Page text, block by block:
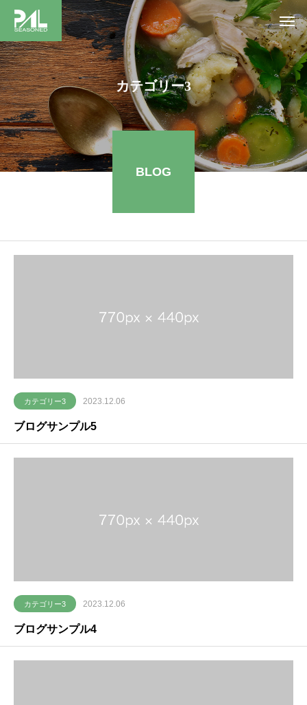
カテゴリー3
BLOG
カテゴリー3 2023.12.06
ブログサンプル5
カテゴリー3 2023.12.06
ブログサンプル4